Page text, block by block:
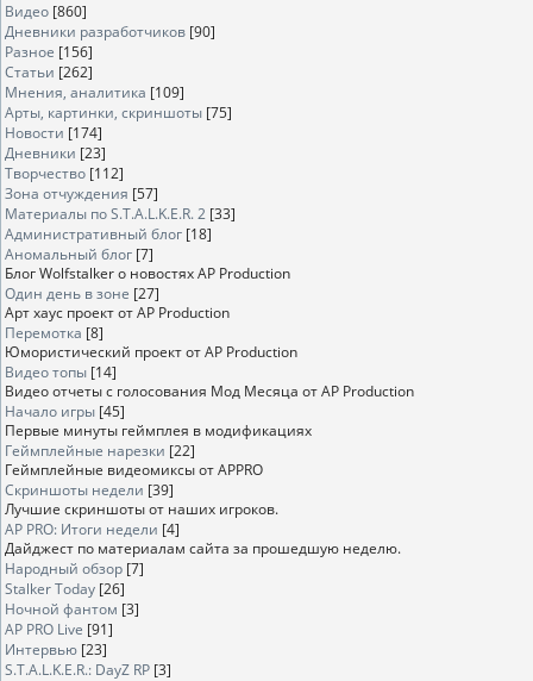
Видео [860]
Дневники разработчиков [90]
Разное [156]
Статьи [262]
Мнения, аналитика [109]
Арты, картинки, скриншоты [75]
Новости [174]
Дневники [23]
Творчество [112]
Зона отчуждения [57]
Материалы по S.T.A.L.K.E.R. 2 [33]
Административный блог [18]
Аномальный блог [7]
Блог Wolfstalker о новостях AP Production
Один день в зоне [27]
Арт хаус проект от AP Production
Перемотка [8]
Юмористический проект от AP Production
Видео топы [14]
Видео отчеты с голосования Мод Месяца от AP Production
Начало игры [45]
Первые минуты геймплея в модификациях
Геймплейные нарезки [22]
Геймплейные видеомиксы от APPRO
Скриншоты недели [39]
Лучшие скриншоты от наших игроков.
AP PRO: Итоги недели [4]
Дайджест по материалам сайта за прошедшую неделю.
Народный обзор [7]
Stalker Today [26]
Ночной фантом [3]
AP PRO Live [91]
Интервью [23]
S.T.A.L.K.E.R.: DayZ RP [3]